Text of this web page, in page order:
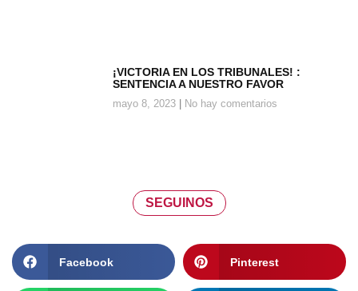
¡VICTORIA EN LOS TRIBUNALES! :
SENTENCIA A NUESTRO FAVOR
mayo 8, 2023 No hay comentarios
SEGUINOS
Facebook Pinterest